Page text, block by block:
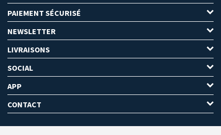
PAIEMENT SÉCURISÉ
NEWSLETTER
LIVRAISONS
SOCIAL
APP
CONTACT